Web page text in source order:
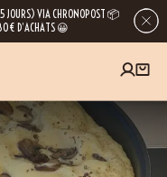
JOURS) VIA CHRONOPOST 📦
D’ACHATS 😀